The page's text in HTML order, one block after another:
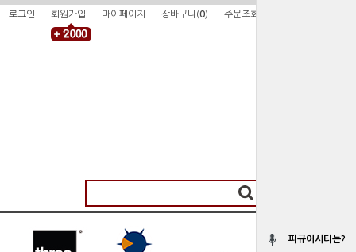
피규어시티는?
로그인 회원가입 마이페이지 장바구니(0) 주문조회